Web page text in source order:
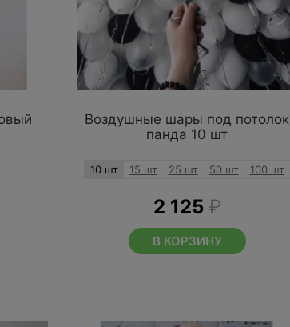
Воздушные шары под потолок
панда 10 шт
10 шт 15 шт 25 шт 50 шт 100 шт
2 125 ₽
В КОРЗИНУ